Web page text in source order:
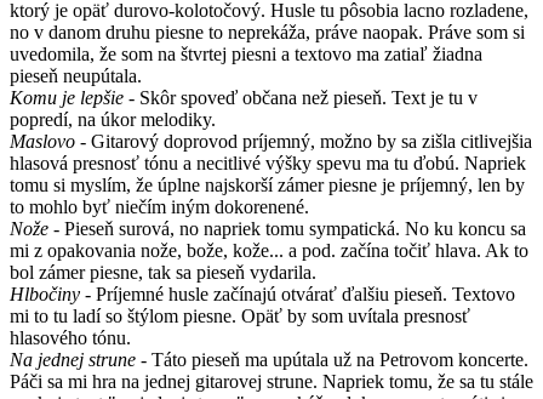
ktorý je opäť durovo-kolotočový. Husle tu pôsobia lacno rozladene,
no v danom druhu piesne to neprekáža, práve naopak. Práve som si
uvedomila, že som na štvrtej piesni a textovo ma zatiaľ žiadna
pieseň neupútala.
Komu je lepšie - Skôr spoveď občana než pieseň. Text je tu v
popredí, na úkor melodiky.
Maslovo - Gitarový doprovod príjemný, možno by sa zišla citlivejšia
hlasová presnosť tónu a necitlivé výšky spevu ma tu ďobú. Napriek
tomu si myslím, že úplne najskorší zámer piesne je príjemný, len by
to mohlo byť niečím iným dokorenené.
Nože - Pieseň surová, no napriek tomu sympatická. No ku koncu sa
mi z opakovania nože, bože, kože... a pod. začína točiť hlava. Ak to
bol zámer piesne, tak sa pieseň vydarila.
Hlbočiny - Príjemné husle začínajú otvárať ďalšiu pieseň. Textovo
mi to tu ladí so štýlom piesne. Opäť by som uvítala presnosť
hlasového tónu.
Na jednej strune - Táto pieseň ma upútala už na Petrovom koncerte.
Páči sa mi hra na jednej gitarovej strune. Napriek tomu, že sa tu stále